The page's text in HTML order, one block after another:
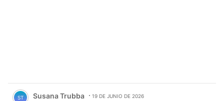
Comentario de Susana Trubba.
ST Susana Trubba 19 DE JUNIO DE 2026